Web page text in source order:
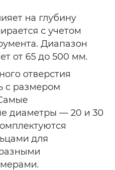
на глубину
с учетом
Диапазон
от 65 до 500 мм.
отверстия
с размером
диаметры — 20 и 30
для